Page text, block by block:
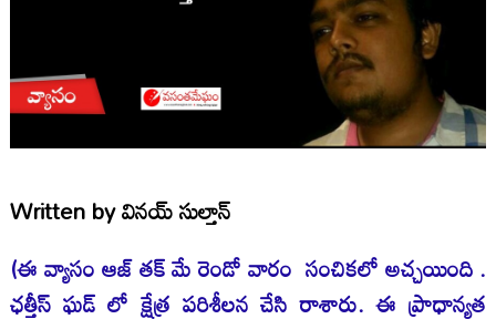
Written byవినయ్ సుల్తాన్
(ఈ వ్యాసం ఆజ్ తక్ మే రెండో వారం సంచికలో అచ్చయింది .
ఛత్తీస్ ఘడ్ లో క్షేత్ర పరిశీలన చేసి రాశారు. ఈ ప్రాధాన్యత